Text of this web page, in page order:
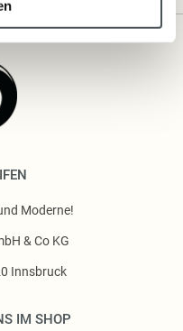
Moderne!
& Co KG
Innsbruck
IM SHOP